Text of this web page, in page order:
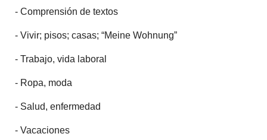
- Comprensión de textos
- Vivir; pisos; casas; “Meine Wohnung”
- Trabajo, vida laboral
- Ropa, moda
- Salud, enfermedad
- Vacaciones